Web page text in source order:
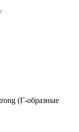
(Г-образные